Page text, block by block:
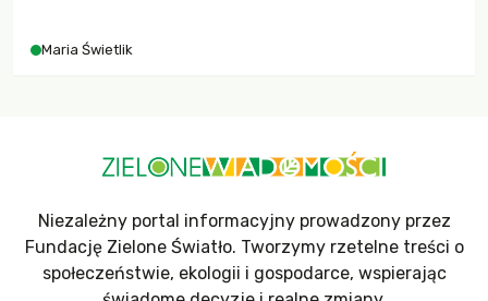
Maria Świetlik
Niezależny portal informacyjny prowadzony przez
Fundację Zielone Światło. Tworzymy rzetelne treści o
społeczeństwie, ekologii i gospodarce, wspierając